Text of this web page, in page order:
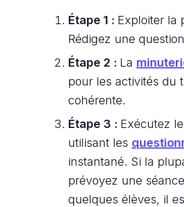
Étape 1 : Exploiter la
Rédigez une
Étape 2 : La
pour les activités du
cohérente.
Étape 3 : Exécutez
utilisant les
instantané. Si la
prévoyez une
quelques élèves, il